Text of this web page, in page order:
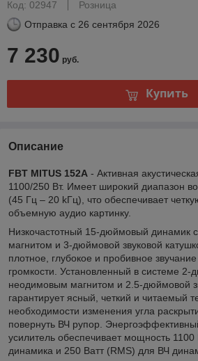
Код: 02947
Розница
Отправка с 26 сентября 2026
7 230 руб.
Купить
Описание
FBT MITUS 152A - Активная
1100/250 Вт. Имеет широкий диапазон
(45 Гц – 20 kГц), что обеспечивает
объемную аудио картинку.
Низкочастотный 15-дюймовый динамик
магнитом и 3-дюймовой звуковой
плотное, глубокое и пробивное
громкости. Установленный в системе
неодимовым магнитом и 2.5-дюймовой
гарантирует ясный, четкий и читаемый
необходимости изменения угла
повернуть ВЧ рупор.
усилитель обеспечивает мощность
динамика и 250 Ватт (RMS) для ВЧ